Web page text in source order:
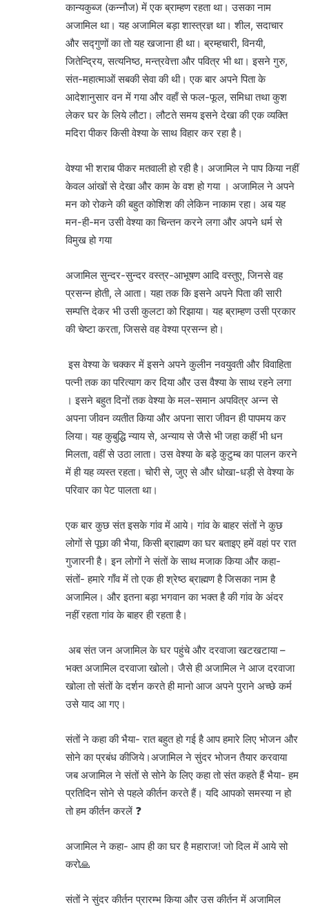
कान्यकुब्ज (कन्नौज) में एक ब्राम्हण रहता था। उसका नाम
अजामिल था। यह अजामिल बड़ा शास्त्रज्ञ था। शील, सदाचार
और सद्गुणों का तो यह खजाना ही था। ब्रम्हचारी, विनयी,
जितेन्द्रिय, सत्यनिष्ठ, मन्त्रवेत्ता और पवित्र भी था। इसने गुरु,
संत-महात्माओं सबकी सेवा की थी। एक बार अपने पिता के
आदेशानुसार वन में गया और वहाँ से फल-फूल, समिधा तथा कुश
लेकर घर के लिये लौटा। लौटते समय इसने देखा की एक व्यक्ति
मदिरा पीकर किसी वेश्या के साथ विहार कर रहा है।
वेश्या भी शराब पीकर मतवाली हो रही है। अजामिल ने पाप किया नहीं
केवल आंखों से देखा और काम के वश हो गया । अजामिल ने अपने
मन को रोकने की बहुत कोशिश की लेकिन नाकाम रहा। अब यह
मन-ही-मन उसी वेश्या का चिन्तन करने लगा और अपने धर्म से
विमुख हो गया
अजामिल सुन्दर-सुन्दर वस्त्र-आभूषण आदि वस्तुए, जिनसे वह
प्रसन्न होती, ले आता। यहा तक कि इसने अपने पिता की सारी
सम्पत्ति देकर भी उसी कुलटा को रिझाया। यह ब्राम्हण उसी प्रकार
की चेष्टा करता, जिससे वह वेश्या प्रसन्न हो।
इस वेश्या के चक्कर में इसने अपने कुलीन नवयुवती और विवाहिता
पत्नी तक का परित्याग कर दिया और उस वैश्या के साथ रहने लगा
। इसने बहुत दिनों तक वेश्या के मल-समान अपवित्र अन्न से
अपना जीवन व्यतीत किया और अपना सारा जीवन ही पापमय कर
लिया। यह कुबुद्धि न्याय से, अन्याय से जैसे भी जहा कहीं भी धन
मिलता, वहीं से उठा लाता। उस वेश्या के बड़े कुटुम्ब का पालन करने
में ही यह व्यस्त रहता। चोरी से, जुए से और धोखा-धड़ी से वेश्या के
परिवार का पेट पालता था।
एक बार कुछ संत इसके गांव में आये। गांव के बाहर संतों ने कुछ
लोगों से पूछा की भैया, किसी ब्राह्मण का घर बताइए हमें वहां पर रात
गुजारनी है। इन लोगों ने संतों के साथ मजाक किया और कहा-
संतों- हमारे गाँव में तो एक ही श्रेष्ठ ब्राह्मण है जिसका नाम है
अजामिल। और इतना बड़ा भगवान का भक्त है की गांव के अंदर
नहीं रहता गांव के बाहर ही रहता है।
अब संत जन अजामिल के घर पहुंचे और दरवाजा खटखटाया –
भक्त अजामिल दरवाजा खोलो। जैसे ही अजामिल ने आज दरवाजा
खोला तो संतों के दर्शन करते ही मानो आज अपने पुराने अच्छे कर्म
उसे याद आ गए।
संतों ने कहा की भैया- रात बहुत हो गई है आप हमारे लिए भोजन और
सोने का प्रबंध कीजिये।अजामिल ने सुंदर भोजन तैयार करवाया
जब अजामिल ने संतों से सोने के लिए कहा तो संत कहते हैं भैया- हम
प्रतिदिन सोने से पहले कीर्तन करते हैं। यदि आपको समस्या न हो
तो हम कीर्तन करलें ❓
अजामिल ने कहा- आप ही का घर है महाराज! जो दिल में आये सो
करो🙏
संतों ने सुंदर कीर्तन प्रारम्भ किया और उस कीर्तन में अजामिल